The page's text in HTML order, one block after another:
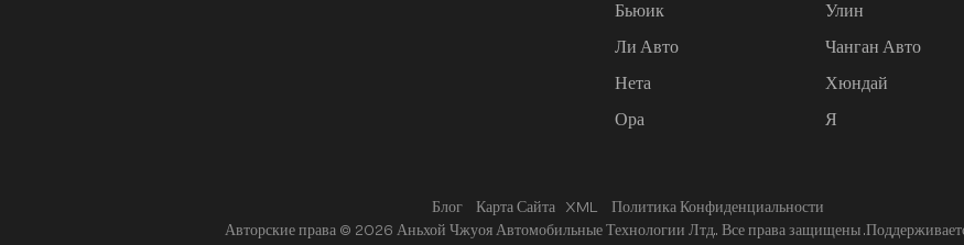
Бьюик
Ли Авто
Нета
Ора
Улин
Чанган Авто
Хюндай
Я
Блог Карта Сайта XML
Политика Конфиденциальности
Авторские права © 2026 Аньхой Чжуоя Автомобильные Технологии Лтд.. Все права защищены .